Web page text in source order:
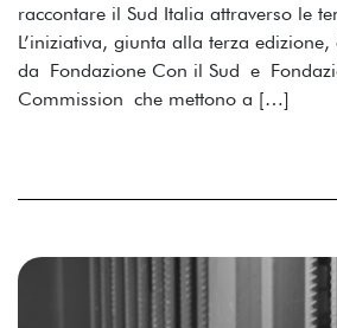
raccontare il Sud Italia attraverso le
L’iniziativa, giunta alla terza
da Fondazione Con il Sud e
Commission che mettono a […]